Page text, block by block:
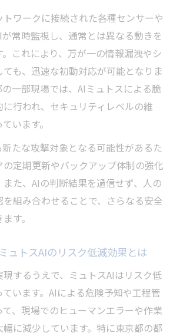
ワークに接続された各種センサーや
常時監視し、通常とは異なる動きを
これにより、万が一の情報漏洩やシ
も、迅速な初動対応が可能となりま
一部現場では、AIミュトスによる脆
行われ、セキュリティレベルの維
います。
新たな攻撃対象となる可能性があるた
定期更新やバックアップ体制の強化
た、AIの判断結果を過信せず、人の
組み合わせることで、さらなる安全
す。
ュトスAIのリスク低減効果とは
するうえで、ミュトスAIはリスク低
います。AIによる危険予知や工程管
、現場でのヒューマンエラーや作業
に減少しています。特に東京都の都